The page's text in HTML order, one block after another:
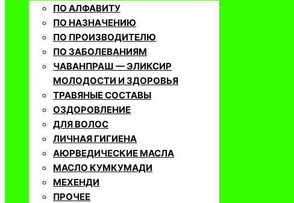
ПО АЛФАВИТУ
ПО НАЗНАЧЕНИЮ
ПО ПРОИЗВОДИТЕЛЮ
ПО ЗАБОЛЕВАНИЯМ
ЧАВАНПРАШ — ЭЛИКСИР
МОЛОДОСТИ И ЗДОРОВЬЯ
ТРАВЯНЫЕ СОСТАВЫ
ОЗДОРОВЛЕНИЕ
ДЛЯ ВОЛОС
ЛИЧНАЯ ГИГИЕНА
АЮРВЕДИЧЕСКИЕ МАСЛА
МАСЛО КУМКУМАДИ
МЕХЕНДИ
ПРОЧЕЕ